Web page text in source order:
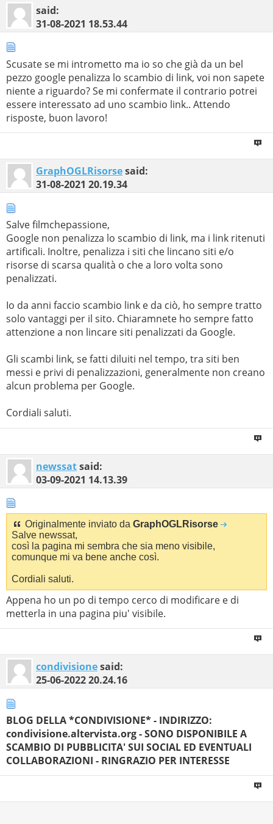
said:
31-08-2021 18.53.44
Scusate se mi intrometto ma io so che già da un bel
pezzo google penalizza lo scambio di link, voi non sapete
niente a riguardo? Se mi confermate il contrario potrei
essere interessato ad uno scambio link.. Attendo
risposte, buon lavoro!
GraphOGLRisorsesaid:
31-08-2021 20.19.34
Salve filmchepassione,
Google non penalizza lo scambio di link, ma i link ritenuti
artificali. Inoltre, penalizza i siti che lincano siti e/o
risorse di scarsa qualità o che a loro volta sono
penalizzati.
Io da anni faccio scambio link e da ciò, ho sempre tratto
solo vantaggi per il sito. Chiaramnete ho sempre fatto
attenzione a non lincare siti penalizzati da Google.
Gli scambi link, se fatti diluiti nel tempo, tra siti ben
messi e privi di penalizzazioni, generalmente non creano
alcun problema per Google.
Cordiali saluti.
newssatsaid:
03-09-2021 14.13.39
Originalmente inviato da GraphOGLRisorse
Salve newssat,
così la pagina mi sembra che sia meno visibile,
comunque mi va bene anche così.
Cordiali saluti.
Appena ho un po di tempo cerco di modificare e di
metterla in una pagina piu' visibile.
condivisionesaid:
25-06-202220.24.16
BLOG DELLA *CONDIVISIONE* - INDIRIZZO:
condivisione.altervista.org - SONO DISPONIBILE A
SCAMBIO DI PUBBLICITA' SUI SOCIAL ED EVENTUALI
COLLABORAZIONI - RINGRAZIO PER INTERESSE